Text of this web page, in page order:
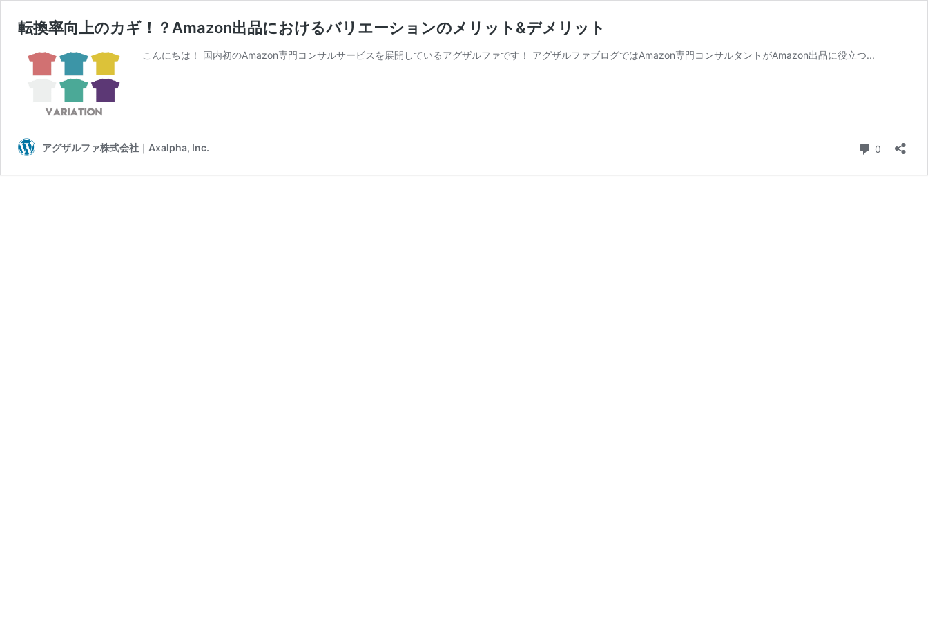
転換率向上のカギ！？Amazon出品におけるバリエーションのメリット&デメリット
こんにちは！ 国内初のAmazon専門コンサルサービスを展開しているアグザルファです！ アグザルファブログではAmazon専門コンサルタントがAmazon出品に役立つ...
アグザルファ株式会社｜Axalpha, Inc. 0 コメント